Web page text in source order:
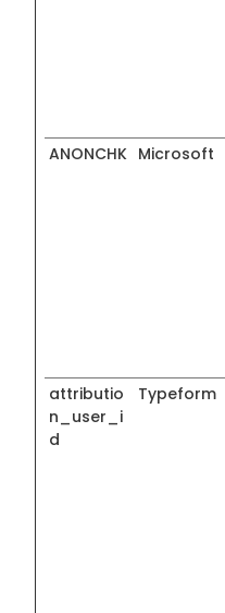
ANONCHK Microsoft
attributio
n_user_i
d
Typeform